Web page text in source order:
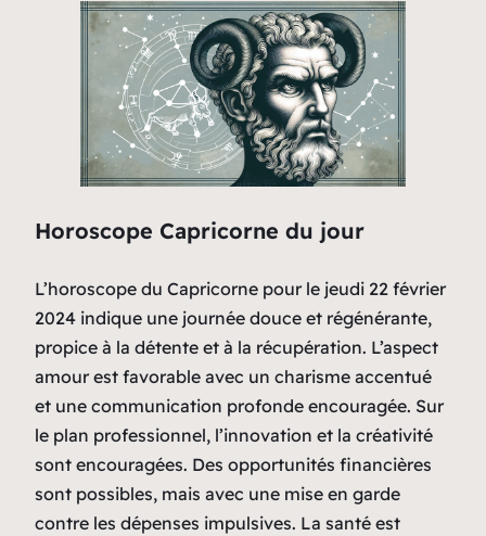
Horoscope Capricorne du jour
L’horoscope du Capricorne pour le jeudi 22 février
2024 indique une journée douce et régénérante,
propice à la détente et à la récupération. L’aspect
amour est favorable avec un charisme accentué
et une communication profonde encouragée. Sur
le plan professionnel, l’innovation et la créativité
sont encouragées. Des opportunités financières
sont possibles, mais avec une mise en garde
contre les dépenses impulsives. La santé est